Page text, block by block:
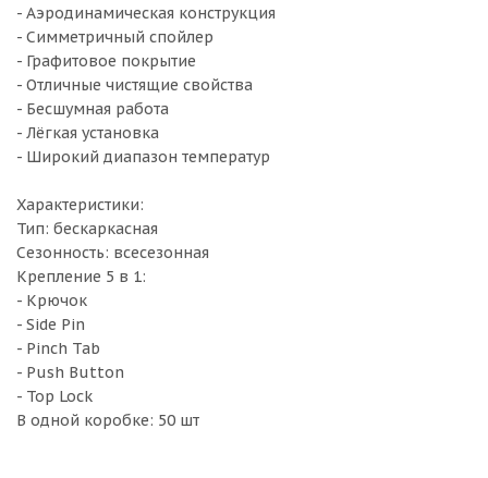
- Аэродинамическая конструкция
- Симметричный спойлер
- Графитовое покрытие
- Отличные чистящие свойства
- Бесшумная работа
- Лёгкая установка
- Широкий диапазон температур
Характеристики:
Тип: бескаркасная
Сезонность: всесезонная
Крепление 5 в 1:
- Крючок
- Side Pin
- Pinch Tab
- Push Button
- Top Lock
В одной коробке: 50 шт